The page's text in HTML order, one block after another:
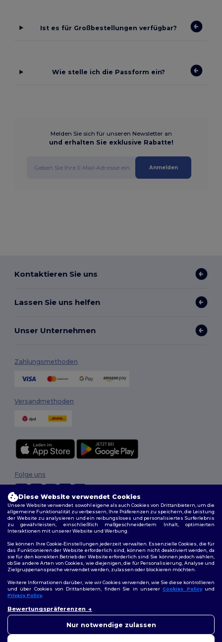
Ist es für Großbestellungen verfügbar?
Wie stelle ich die Passform ein?
Melden Sie sich für unseren Newsletter an
und erhalten Sie exklusive Rabatte!
Anmelden
Kontaktieren Sie uns
Lassen Sie uns helfen
Unser Unternehmen
Zahlungsmethoden
Versandmethoden
2026. Alle Rechte vorbehalten
Allgemeine Geschäftsbedingungen|Personalisierungsrichtlinien|
Datenschutzbestimmungen| Cookie-Richtlinie
Folge uns
Diese Website verwendet Cookies
Unsere Website verwendet sowohl eigene als auch Cookies von Drittanbietern, um die
allgemeine Funktionalität zu verbessern, Ihre Präferenzen zu speichern, die Leistung
der Website zu analysieren und ein reibungsloses und personalisiertes Surferlebnis
zu gewährleisten, einschließlich maßgeschneidertem Inhalt, optimierten
Interaktionen mit unserer Website und Werbung.
Sie können Ihre Cookie-Einstellungen jederzeit verwalten. Essenzielle Cookies, die für
das Funktionieren der Website erforderlich sind, können nicht deaktiviert werden, da
sie für den korrekten Betrieb der Website erforderlich sind. Sie können jedoch wählen,
ob Sie andere Arten von Cookies, wie diejenigen, die für Personalisierung, Analyse und
Zielgruppenansprache verwendet werden, zulassen oder blockieren möchten.
Weitere Informationen darüber, wie wir Cookies verwenden, wie Sie diese kontrollieren
und über Cookies von Drittanbietern, finden Sie in unsererCookies Policyund
Privacy Policy.
Bewertungspräferenzen
Nur notwendige zulassen
uns jederzeit kontaktieren.